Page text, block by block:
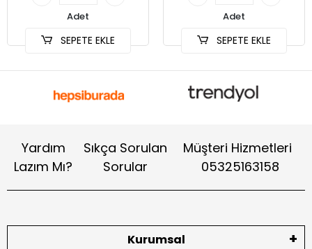
Adet
SEPETE EKLE
Adet
SEPETE EKLE
Yardım
Lazım Mı?
Sıkça Sorulan
Sorular
Müşteri Hizmetleri
05325163158
Kurumsal